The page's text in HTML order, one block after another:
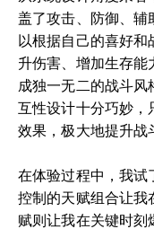
盖了攻击、防御、辅
以根据自己的喜好
升伤害、增加生存
成独一无二的战斗
互性设计十分巧妙，
效果，极大地提升战
在体验过程中，我试
控制的天赋组合让我
赋则让我在关键时